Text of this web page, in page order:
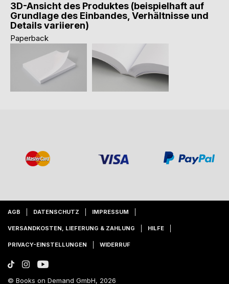
3D-Ansicht des Produktes (beispielhaft auf
Grundlage des Einbandes, Verhältnisse und
Details variieren)
Paperback
AGB DATENSCHUTZ IMPRESSUM
VERSANDKOSTEN, LIEFERUNG & ZAHLUNG HILFE
PRIVACY-EINSTELLUNGEN WIDERRUF
© Books on Demand GmbH, 2026